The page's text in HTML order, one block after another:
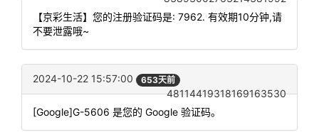
【京彩生活】您的注册验证码是: 7962. 有效期10分钟,请
不要泄露哦~
2024-10-22 15:57:00 653天前
48114419318169163530
[Google]G-5606 是您的 Google 验证码。